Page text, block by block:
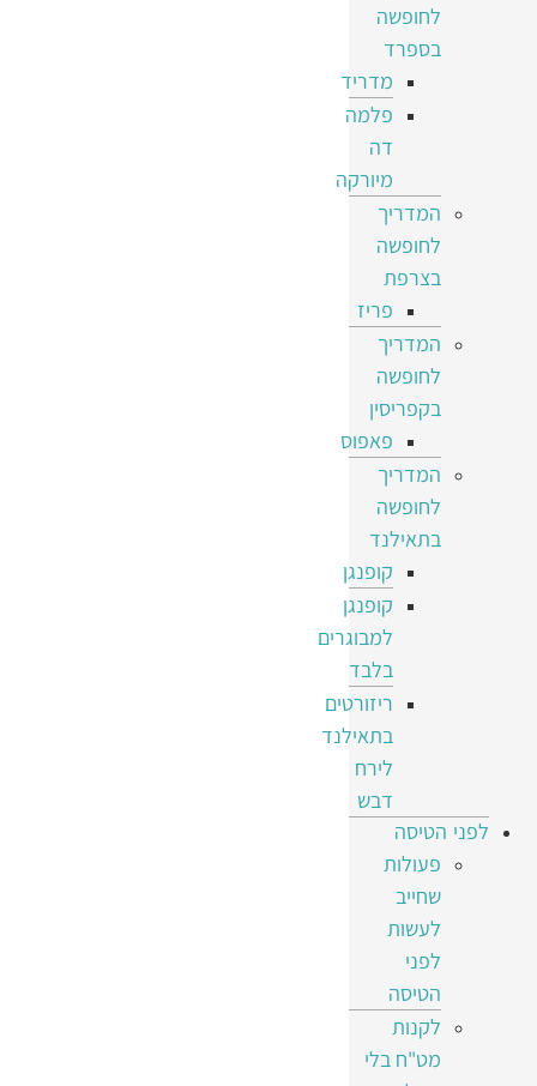
לחופשה
בספרד
מדריד
פלמה
דה
מיורקה
המדריך
לחופשה
בצרפת
פריז
המדריך
לחופשה
בקפריסין
פאפוס
המדריך
לחופשה
בתאילנד
קופנגן
קופנגן
למבוגרים
בלבד
ריזורטים
בתאילנד
לירח
דבש
לפני הטיסה
פעולות
שחייב
לעשות
לפני
הטיסה
לקנות
מט"ח בלי